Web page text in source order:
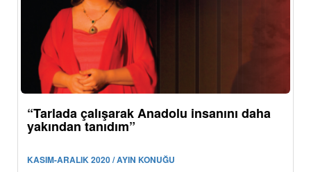
“Tarlada çalışarak Anadolu insanını daha
yakından tanıdım”
KASIM-ARALIK 2020 / AYIN KONUĞU